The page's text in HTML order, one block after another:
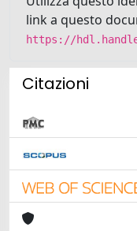
link a questo
https://
Citazioni